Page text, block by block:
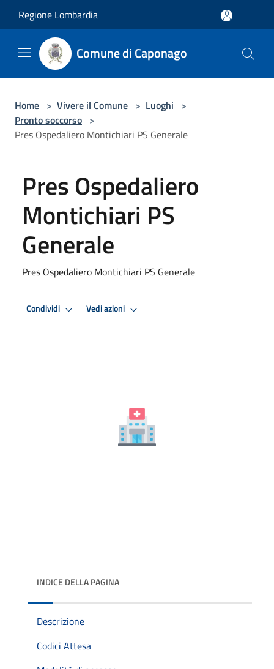
Regione Lombardia
Comune di Caponago
Home > Vivere il Comune > Luoghi >
Pronto soccorso >
Pres Ospedaliero Montichiari PS Generale
Pres Ospedaliero
Montichiari PS
Generale
Pres Ospedaliero Montichiari PS Generale
Condividi Vedi azioni
INDICE DELLA PAGINA
Descrizione
Codici Attesa